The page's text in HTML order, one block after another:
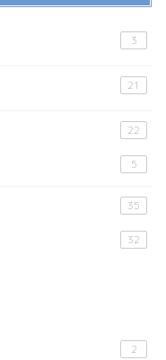
3
21
22
5
35
32
2